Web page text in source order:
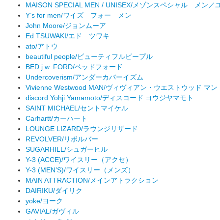
MAISON SPECIAL MEN / UNISEX/メゾンスペシャル メン／
Y’s for men/ワイズ フォー メン
John Moore/ジョンムーア
Ed TSUWAKI/エド ツワキ
ato/アトウ
beautiful people/ビューティフルピープル
BED j.w. FORD/ベッドフォード
Undercoverism/アンダーカバーイズム
Vivienne Westwood MAN/ヴィヴィアン・ウエストウッド マン
discord Yohji Yamamoto/ディスコード ヨウジヤマモト
SAINT MICHAEL/セントマイケル
Carhartt/カーハート
LOUNGE LIZARD/ラウンジリザード
REVOLVER/リボルバー
SUGARHILL/シュガーヒル
Y-3 (ACCE)/ワイスリー（アクセ）
Y-3 (MEN’S)/ワイスリー（メンズ）
MAIN ATTRACTION/メインアトラクション
DAIRIKU/ダイリク
yoke/ヨーク
GAVIAL/ガヴィル